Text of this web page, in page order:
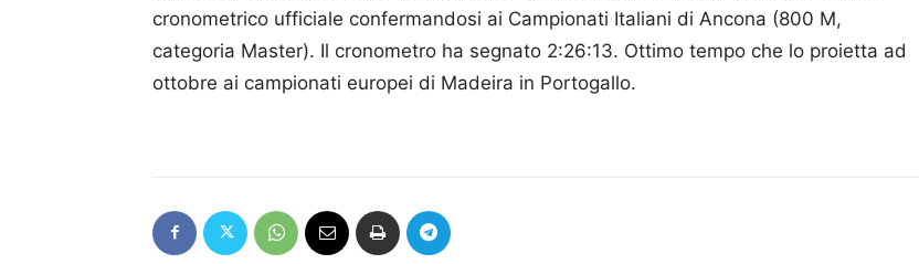
cronometrico ufficiale confermandosi ai Campionati Italiani di Ancona (800 M,
categoria Master). Il cronometro ha segnato 2:26:13. Ottimo tempo che lo proietta ad
ottobre ai campionati europei di Madeira in Portogallo.